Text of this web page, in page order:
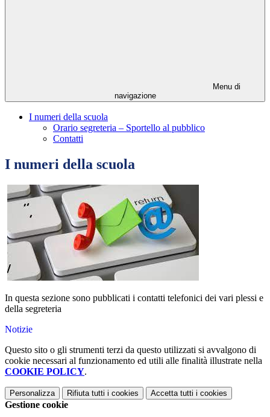
Menu di
navigazione
I numeri della scuola
Orario segreteria – Sportello al pubblico
Contatti
I numeri della scuola
In questa sezione sono pubblicati i contatti telefonici dei vari plessi e
della segreteria
Notizie
Questo sito o gli strumenti terzi da questo utilizzati si avvalgono di
cookie necessari al funzionamento ed utili alle finalità illustrate nella
COOKIE POLICY.
Personalizza Rifiuta tutti i cookies Accetta tutti i cookies
Gestione cookie